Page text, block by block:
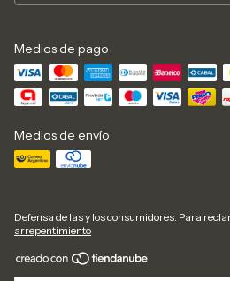
Medios de pago
Medios de envío
Defensa de las y los consumidores. Para
arrepentimiento